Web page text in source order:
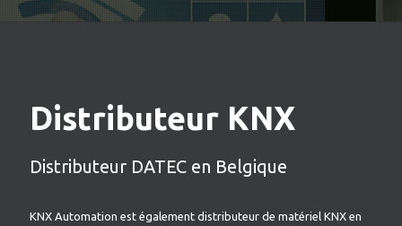
Distributeur KNX
Distributeur DATEC en Belgique
KNX Automation est également distributeur de matériel KNX en